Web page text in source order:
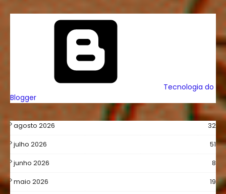
Tecnologia do
Blogger
agosto 2026
32
julho 2026
51
junho 2026
8
maio 2026
19